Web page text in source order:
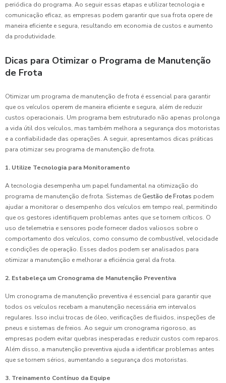
periódica do programa. Ao seguir essas etapas e utilizar tecnologia e
comunicação eficaz, as empresas podem garantir que sua frota opere de
maneira eficiente e segura, resultando em economia de custos e aumento
da produtividade.
Dicas para Otimizar o Programa de Manutenção
de Frota
Otimizar um programa de manutenção de frota é essencial para garantir
que os veículos operem de maneira eficiente e segura, além de reduzir
custos operacionais. Um programa bem estruturado não apenas prolonga
a vida útil dos veículos, mas também melhora a segurança dos motoristas
e a confiabilidade das operações. A seguir, apresentamos dicas práticas
para otimizar seu programa de manutenção de frota.
1. Utilize Tecnologia para Monitoramento
A tecnologia desempenha um papel fundamental na otimização do
programa de manutenção de frota. Sistemas de Gestão de Frotas podem
ajudar a monitorar o desempenho dos veículos em tempo real, permitindo
que os gestores identifiquem problemas antes que se tornem críticos. O
uso de telemetria e sensores pode fornecer dados valiosos sobre o
comportamento dos veículos, como consumo de combustível, velocidade
e condições de operação. Esses dados podem ser analisados para
otimizar a manutenção e melhorar a eficiência geral da frota.
2. Estabeleça um Cronograma de Manutenção Preventiva
Um cronograma de manutenção preventiva é essencial para garantir que
todos os veículos recebam a manutenção necessária em intervalos
regulares. Isso inclui trocas de óleo, verificações de fluidos, inspeções de
pneus e sistemas de freios. Ao seguir um cronograma rigoroso, as
empresas podem evitar quebras inesperadas e reduzir custos com reparos.
Além disso, a manutenção preventiva ajuda a identificar problemas antes
que se tornem sérios, aumentando a segurança dos motoristas.
3. Treinamento Contínuo da Equipe